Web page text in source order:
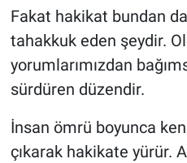
Fakat hakikat bundan
tahakkuk eden şeydir.
yorumlarımızdan
sürdüren düzendir.
İnsan ömrü boyunca
çıkarak hakikate yürür.